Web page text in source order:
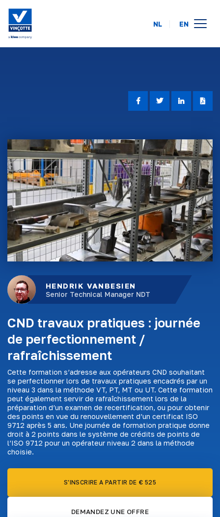
calendrier des formations
FAQ
contact
NL EN
HENDRIK VANBESIEN
Senior Technical Manager NDT
CND travaux pratiques : journée
de perfectionnement /
rafraîchissement
Cette formation s’adresse aux opérateurs CND souhaitant
se perfectionner lors de travaux pratiques encadrés par un
niveau 3 dans la méthode VT, PT, MT ou UT. Cette formation
peut également servir de rafraîchissement lors de la
préparation d’un examen de recertification, ou pour obtenir
des points en vue du renouvellement d’un certificat ISO
9712 après 5 ans. Une journée de formation pratique donne
droit à 2 points dans le système de crédits de points de
l’ISO 9712 pour un opérateur niveau 2 dans la méthode
choisie.
S'INSCRIRE A PARTIR DE € 525
DEMANDEZ UNE OFFRE